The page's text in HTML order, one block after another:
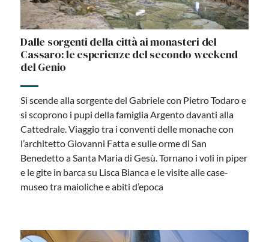
Dalle sorgenti della città ai monasteri del
Cassaro: le esperienze del secondo weekend
del Genio
Si scende alla sorgente del Gabriele con Pietro Todaro e
si scoprono i pupi della famiglia Argento davanti alla
Cattedrale. Viaggio tra i conventi delle monache con
l’architetto Giovanni Fatta e sulle orme di San
Benedetto a Santa Maria di Gesù. Tornano i voli in piper
e le gite in barca su Lisca Bianca e le visite alle case-
museo tra maioliche e abiti d’epoca